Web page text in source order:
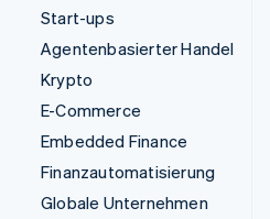
Start-ups
Agentenbasierter Handel
Krypto
E-Commerce
Embedded Finance
Finanzautomatisierung
Globale Unternehmen